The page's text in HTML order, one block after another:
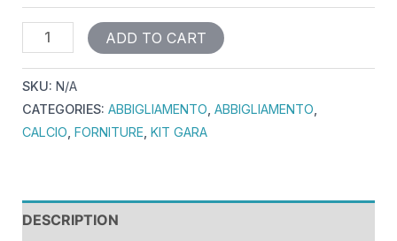
ADD TO CART
SKU: N/A
CATEGORIES: ABBIGLIAMENTO ABBIGLIAMENTO
CALCIO FORNITURE KIT GARA
DESCRIPTION